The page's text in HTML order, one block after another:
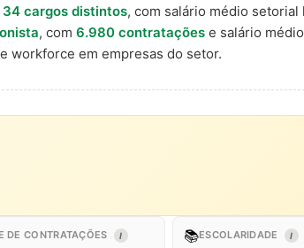
34 cargos distintos, com salário médio setorial
, com 6.980 contratações e salário
workforce em empresas do setor.
DE CONTRATAÇÕES I 📚ESCOLARIDADE I